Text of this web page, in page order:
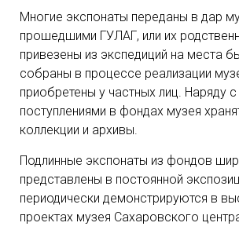
Многие экспонаты переданы в дар
прошедшими ГУЛАГ, или их
привезены из экспедиций на места
собраны в процессе реализации
приобретены у частных лиц. Наряду
поступлениями в фондах музея
коллекции и архивы.
Подлинные экспонаты из фондов
представлены в постоянной
периодически демонстрируются в
проектах музея Сахаровского